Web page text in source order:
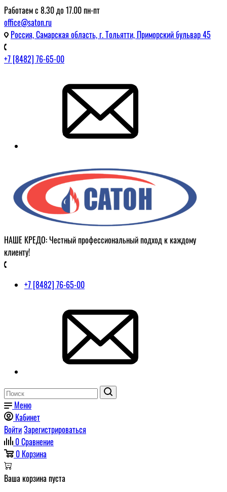
Работаем с 8.30 до 17.00 пн-пт
office@saton.ru
Россия, Самарская область, г. Тольятти, Приморский бульвар 45
+7 [8482] 76-65-00
НАШЕ КРЕДО: Честный профессиональный подход к каждому
клиенту!
+7 [8482] 76-65-00
Меню
Кабинет
ВойтиЗарегистрироваться
0Сравнение
0 Корзина
Ваша корзина пуста